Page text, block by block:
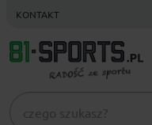
KONTAKT